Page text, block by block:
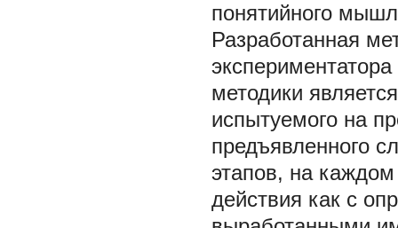
понятийного
Разработанная
методики
испытуемого на
предъявленного
этапов, на
действия как с